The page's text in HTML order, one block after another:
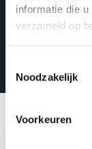
informatie die
verzameld op
Noodzakelijk
Voorkeuren